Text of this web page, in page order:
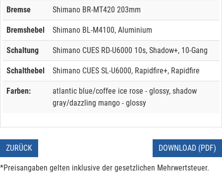
Bremse Shimano BR-MT420 203mm
Bremshebel Shimano BL-M4100, Aluminium
Schaltung Shimano CUES RD-U6000 10s, Shadow+, 10-Gang
Schalthebel Shimano CUES SL-U6000, Rapidfire+, Rapidfire
Farben:
atlantic blue/coffee ice rose - glossy, shadow
gray/dazzling mango - glossy
ZURÜCK DOWNLOAD (PDF)
*Preisangaben gelten inklusive der gesetzlichen Mehrwertsteuer.